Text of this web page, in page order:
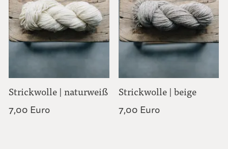
Strickwolle | naturweiß
7,00 Euro
Strickwolle | beige
7,00 Euro